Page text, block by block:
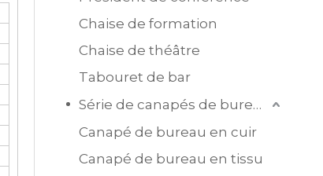
Chaise de formation
Chaise de théâtre
Tabouret de bar
Série de canapés de bureau
Canapé de bureau en cuir
Canapé de bureau en tissu